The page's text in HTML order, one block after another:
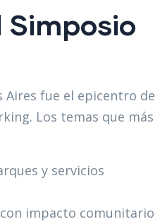
Simposio
Aires fue el epicentro de
Los temas que más
y servicios
con impacto comunitario